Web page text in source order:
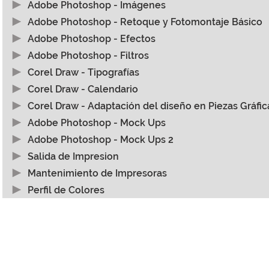
Teoría de color
Adobe Photoshop - Imágenes
Adobe Photoshop - Retoque y Fotomontaje Básico
Adobe Photoshop - Efectos
Adobe Photoshop - Filtros
Corel Draw - Tipografías
Corel Draw - Calendario
Corel Draw - Adaptación del diseño en Piezas
Adobe Photoshop - Mock Ups
Adobe Photoshop - Mock Ups 2
Teoría de color
Salida de Impresion
Mantenimiento de Impresoras
Perfil de Colores